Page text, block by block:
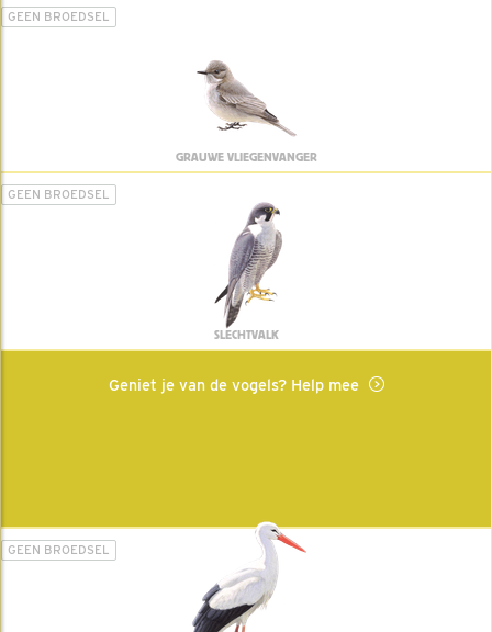
GEEN BROEDSEL
GRAUWE VLIEGENVANGER
GEEN BROEDSEL
SLECHTVALK
Geniet je van de vogels? Help mee
GEEN BROEDSEL